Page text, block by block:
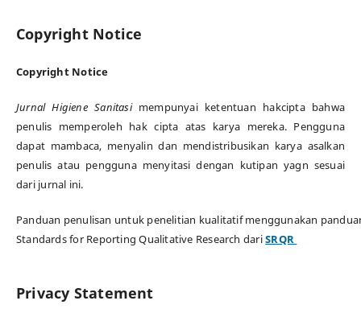
Copyright Notice
Copyright Notice
Jurnal Higiene Sanitasimempunyai ketentuan hakcipta bahwa
penulis memperoleh hak cipta atas karya mereka. Pengguna
dapat mambaca, menyalin dan mendistribusikan karya asalkan
penulis atau pengguna menyitasi dengan kutipan yagn sesuai
dari jurnal ini.
Panduan penulisan untuk penelitian kualitatif menggunakan
Standards for Reporting Qualitative Research dariSRQR
Privacy Statement